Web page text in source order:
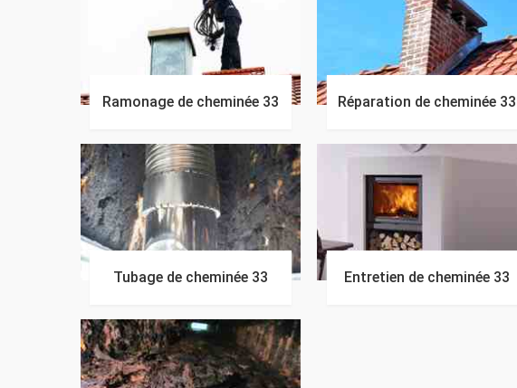
Ramonage de cheminée 33 Réparation de cheminée 33
Tubage de cheminée 33 Entretien de cheminée 33